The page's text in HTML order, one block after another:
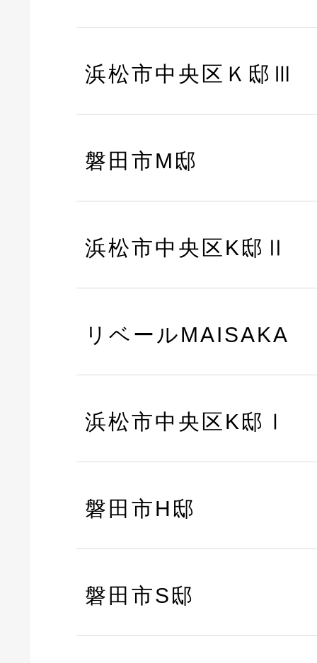
浜松市中央区Ｋ邸Ⅲ
磐田市M邸
浜松市中央区K邸Ⅱ
リベールMAISAKA
浜松市中央区K邸Ⅰ
磐田市H邸
磐田市S邸